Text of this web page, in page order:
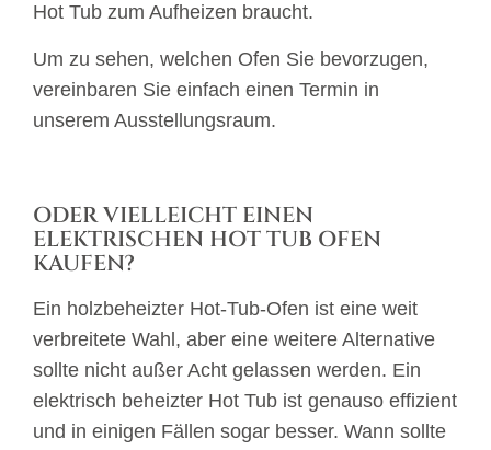
Hot Tub zum Aufheizen braucht.
Um zu sehen, welchen Ofen Sie bevorzugen,
vereinbaren Sie einfach einen Termin in
unserem Ausstellungsraum.
ODER VIELLEICHT EINEN
ELEKTRISCHEN HOT TUB OFEN
KAUFEN?
Ein holzbeheizter Hot-Tub-Ofen ist eine weit
verbreitete Wahl, aber eine weitere Alternative
sollte nicht außer Acht gelassen werden. Ein
elektrisch beheizter Hot Tub ist genauso effizient
und in einigen Fällen sogar besser. Wann sollte